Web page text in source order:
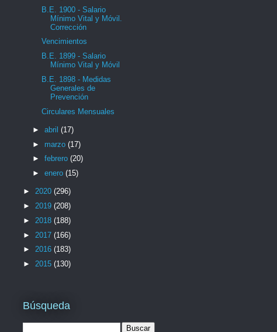
B.E. 1900 - Salario
Mínimo Vital y Móvil.
Corrección
Vencimientos
B.E. 1899 - Salario
Mínimo Vital y Móvil
B.E. 1898 - Medidas
Generales de
Prevención
Circulares Mensuales
► abril (17)
► marzo (17)
► febrero (20)
► enero (15)
► 2020 (296)
► 2019 (208)
► 2018 (188)
► 2017 (166)
► 2016 (183)
► 2015 (130)
Búsqueda